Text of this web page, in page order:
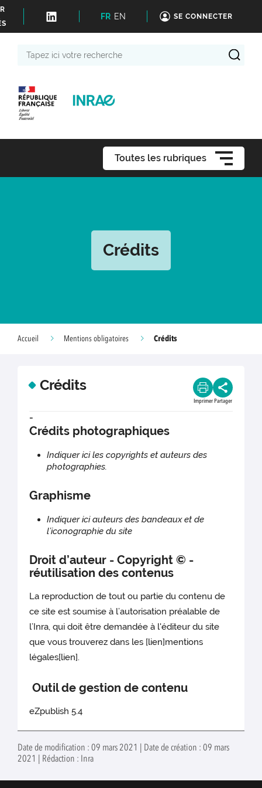
FR EN SE CONNECTER
Toutes les rubriques
Crédits
Accueil Mentions obligatoires Crédits
Crédits
Imprimer Partager
-
Crédits photographiques
Indiquer ici les copyrights et auteurs des
photographies.
Graphisme
Indiquer ici auteurs des bandeaux et de
l’iconographie du site
Droit d’auteur - Copyright © -
réutilisation des contenus
La reproduction de tout ou partie du contenu de
ce site est soumise à l’autorisation préalable de
l’Inra, qui doit être demandée à l'éditeur du site
que vous trouverez dans les [lien]mentions
légales[lien].
Outil de gestion de contenu
eZpublish 5.4
Date de modification : 09 mars 2021 | Date de création : 09 mars
2021 | Rédaction : Inra